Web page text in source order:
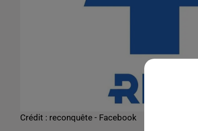
Crédit : reconquête - Facebook